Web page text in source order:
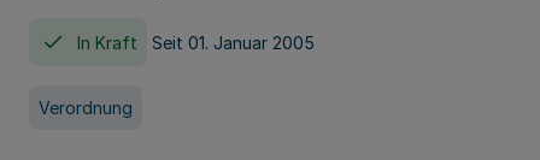
In Kraft Seit 01. Januar 2005
Verordnung